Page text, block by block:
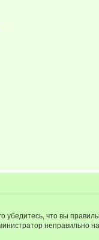
убедитесь, что вы
неправильно